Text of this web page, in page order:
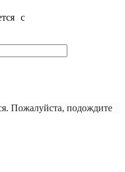
с
Пожалуйста, подождите